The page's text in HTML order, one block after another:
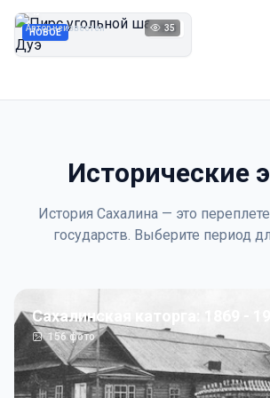
НОВОЕ 1923
Автор неизвестен 35
Исторические
История Сахалина — это
государств. Выберите период
Сахалинская каторга: 1869 -
156фото